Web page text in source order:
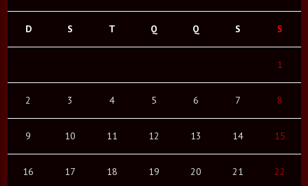
D S T Q Q S S
1
2 3 4 5 6 7 8
9 10 11 12 13 14 15
16 17 18 19 20 21 22